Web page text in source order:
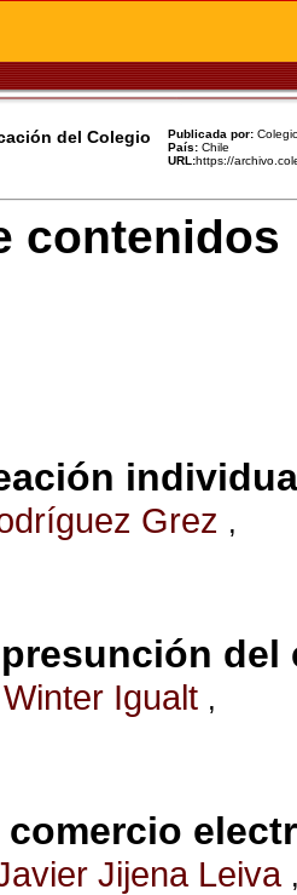
Publicada por:
País: Chile
URL:https://
del Colegio
contenidos
Grez ,
Igualt ,
comercio
Jijena Leiva